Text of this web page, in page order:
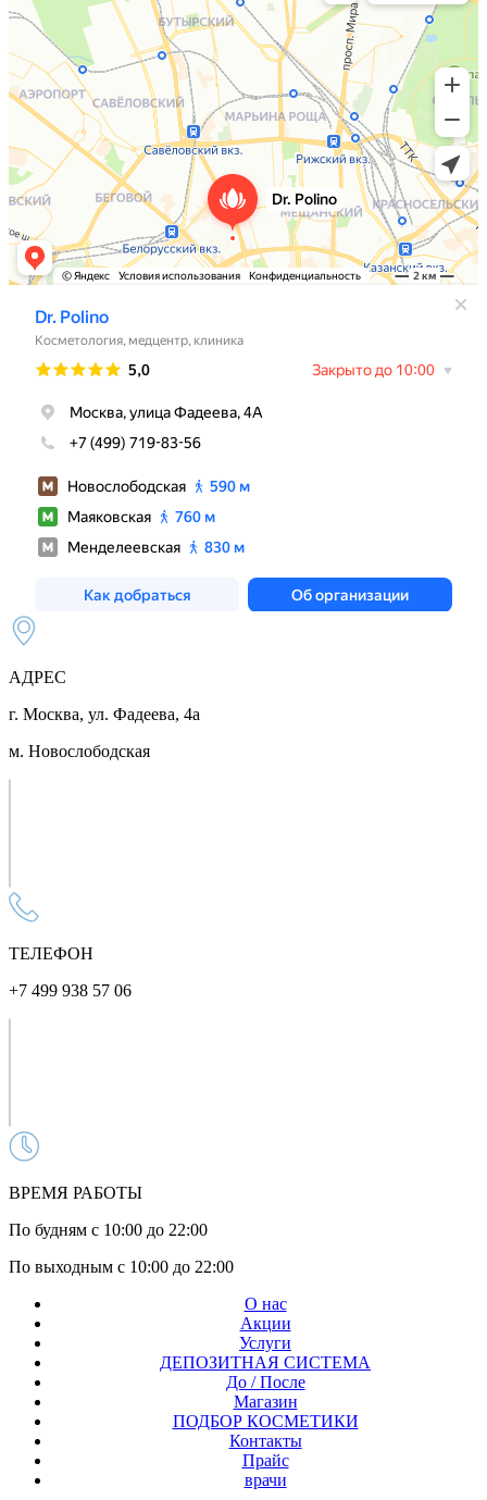
АДРЕС
г. Москва, ул. Фадеева, 4а
м. Новослободская
ТЕЛЕФОН
+7 499 938 57 06
ВРЕМЯ РАБОТЫ
По будням с 10:00 до 22:00
По выходным с 10:00 до 22:00
О нас
Акции
Услуги
ДЕПОЗИТНАЯ СИСТЕМА
До / После
Магазин
ПОДБОР КОСМЕТИКИ
Контакты
Прайс
врачи